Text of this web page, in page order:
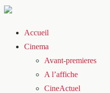
Accueil
Cinema
Avant-premieres
A l’affiche
CineActuel